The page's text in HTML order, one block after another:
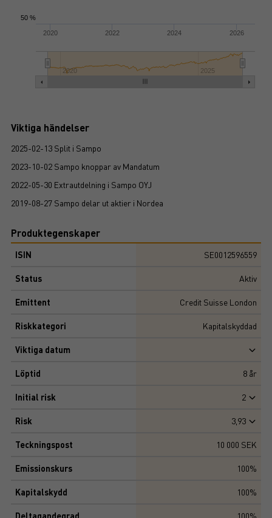
2020 2022 2024 2026
2020 2025
50 %
Viktiga händelser
2025-02-13 Split i Sampo
2023-10-02 Sampo knoppar av Mandatum
2022-05-30 Extrautdelning i Sampo OYJ
2019-08-27 Sampo delar ut aktier i Nordea
Produktegenskaper
ISIN SE0012596559
Status Aktiv
Emittent Credit Suisse London
Riskkategori Kapitalskyddad
Viktiga datum
Löptid 8 år
Initial risk 2
Risk 3,93
Teckningspost 10 000 SEK
Emissionskurs 100%
Kapitalskydd 100%
Deltagandegrad 100%